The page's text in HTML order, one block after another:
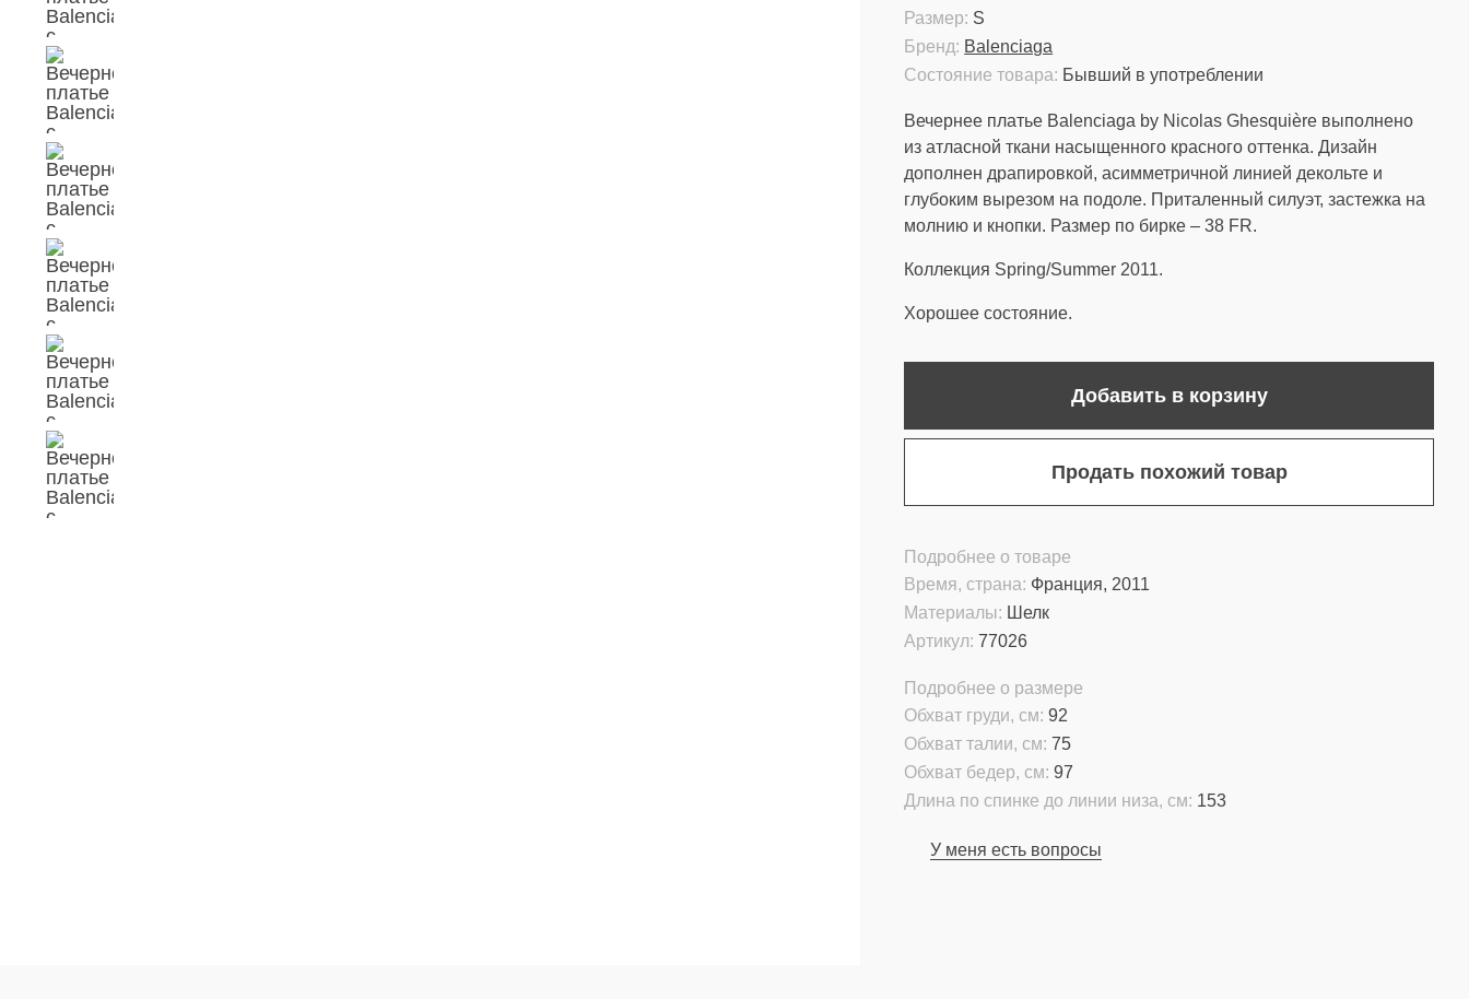
Состояние товара: Бывший в употреблении
Бренд: Balenciaga
Размер: S
Вечернее платье Balenciaga by Nicolas Ghesquière выполнено
из атласной ткани насыщенного красного оттенка. Дизайн
дополнен драпировкой, асимметричной линией декольте и
глубоким вырезом на подоле. Приталенный силуэт, застежка на
молнию и кнопки. Размер по бирке – 38 FR.
Коллекция Spring/Summer 2011.
Хорошее состояние.
Добавить в корзину
Продать похожий товар
Подробнее о товаре
Материалы: Шелк
Время, страна: Франция, 2011
Артикул: 77026
Подробнее о размере
Длина по спинке до линии низа, см: 153
Обхват бедер, см: 97
Обхват талии, см: 75
Обхват груди, см: 92
У меня есть вопросы